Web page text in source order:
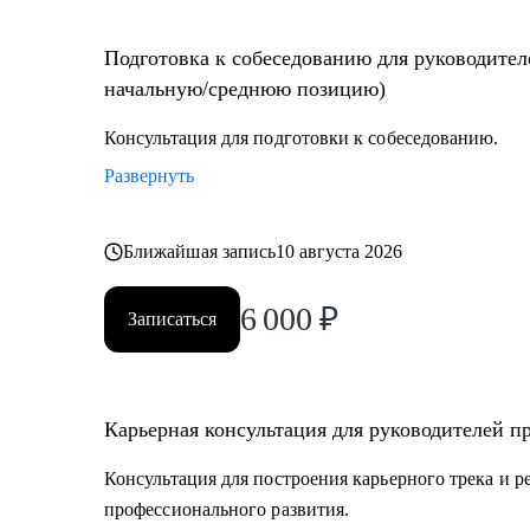
Подготовка к собеседованию для
начальную/среднюю позицию)
Консультация для подготовки к собеседованию.
Развернуть
Ближайшая запись10 августа 2026
Записаться 6 000 ₽
Карьерная консультация для руководителей
Консультация для построения карьерного трека и
профессионального развития.